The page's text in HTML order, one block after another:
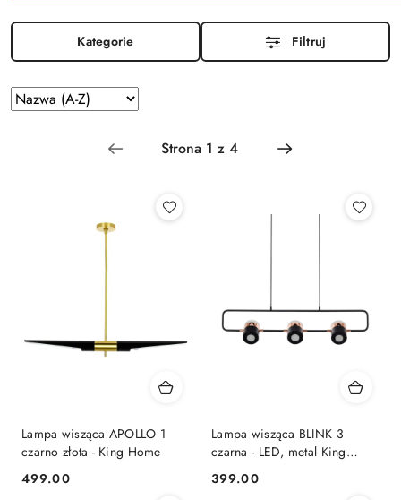
Kategorie Filtruj
Zastosowano
sortowanie:
Sortuj
według
Lampa wisząca APOLLO 1
czarno złota - King Home
Cena:
499.00
Lampa wisząca BLINK 3
czarna - LED, metal King
Home
Cena:
399.00